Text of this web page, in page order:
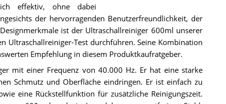
effektiv, ohne dabei
der hervorragenden Benutzerfreundlichkeit, der
ist der Ultraschallreiniger 600ml unserer
Ultraschallreiniger-Test durchführen. Seine Kombination
Empfehlung in diesem Produktkaufratgeber.
mit einer Frequenz von 40.000 Hz. Er hat eine starke
Schmutz und Oberfläche eindringen. Er ist einfach zu
eine Rückstellfunktion für zusätzliche Reinigungszeit.